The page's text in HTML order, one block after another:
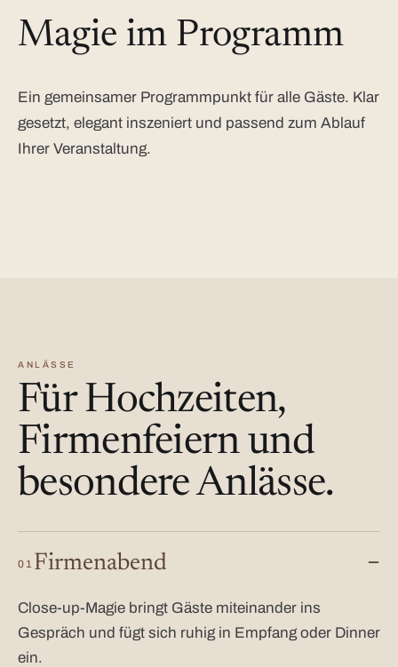
Magie im Programm
Ein gemeinsamer Programmpunkt für alle Gäste. Klar
gesetzt, elegant inszeniert und passend zum Ablauf
Ihrer Veranstaltung.
ANLÄSSE
Für Hochzeiten,
Firmenfeiern und
besondere Anlässe.
01 Firmenabend
Close-up-Magie bringt Gäste miteinander ins
Gespräch und fügt sich ruhig in Empfang oder Dinner
ein.